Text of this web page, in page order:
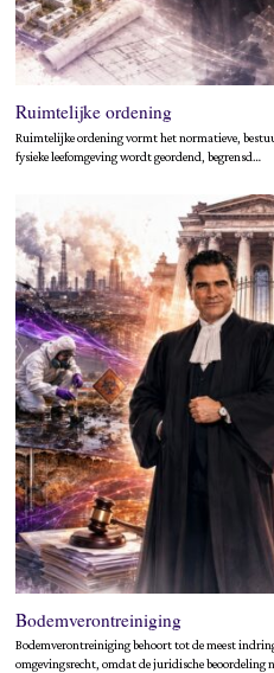
Ruimtelijke ordening
Ruimtelijke ordening vormt het normatieve,
fysieke leefomgeving wordt geordend, begrensd…
Bodemverontreiniging
Bodemverontreiniging behoort tot de meest
omgevingsrecht, omdat de juridische beoordeling